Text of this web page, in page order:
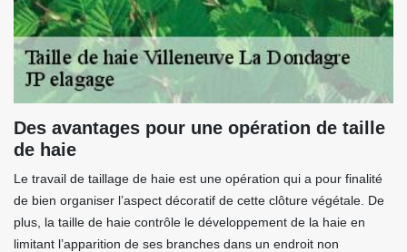
Des avantages pour une opération de taille
de haie
Le travail de taillage de haie est une opération qui a pour finalité
de bien organiser l’aspect décoratif de cette clôture végétale. De
plus, la taille de haie contrôle le développement de la haie en
limitant l’apparition de ses branches dans un endroit non